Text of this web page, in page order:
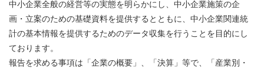
中小企業全般の経営等の実態を明らかにし、中小企業施策の企
画・立案のための基礎資料を提供するとともに、中小企業関連統
計の基本情報を提供するためのデータ収集を行うことを目的にし
ております。
報告を求める事項は「企業の概要」、「決算」等で、「産業別・